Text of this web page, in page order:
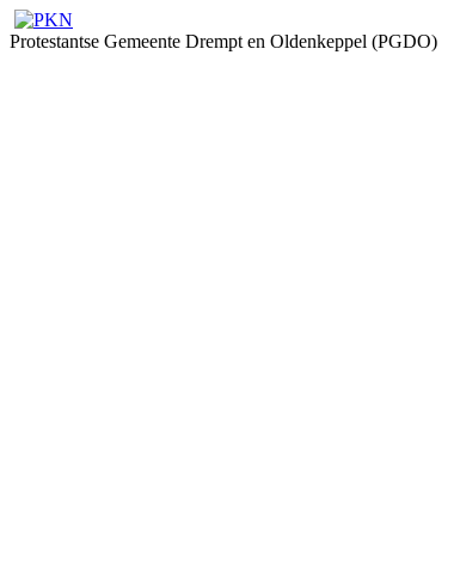
Protestantse Gemeente Drempt en Oldenkeppel (PGDO)